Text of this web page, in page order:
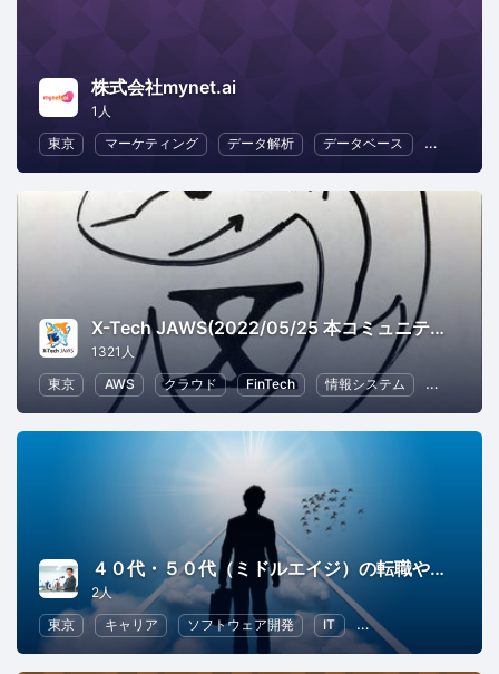
株式会社mynet.ai
1人
東京
マーケティング データ解析 データベース 情報シス
X-Tech JAWS(2022/05/25 本コミュニティはクローズしました。いままでご参加ありがとうございました。)
1321人
東京
AWS クラウド FinTech 情報システム ビジネス
４０代・５０代（ミドルエイジ）の転職やキャリアを学ぶ勉強会
2人
東京
キャリア ソフトウェア開発 IT 情報システム